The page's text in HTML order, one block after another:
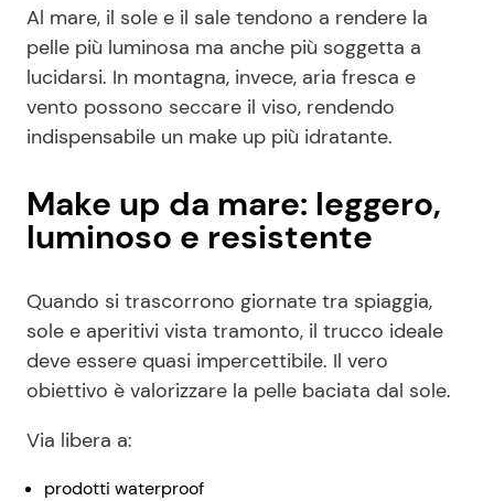
Al mare, il sole e il sale tendono a rendere la
pelle più luminosa ma anche più soggetta a
lucidarsi. In montagna, invece, aria fresca e
vento possono seccare il viso, rendendo
indispensabile un make up più idratante.
Make up da mare: leggero,
luminoso e resistente
Quando si trascorrono giornate tra spiaggia,
sole e aperitivi vista tramonto, il trucco ideale
deve essere quasi impercettibile. Il vero
obiettivo è valorizzare la pelle baciata dal sole.
Via libera a:
prodotti waterproof